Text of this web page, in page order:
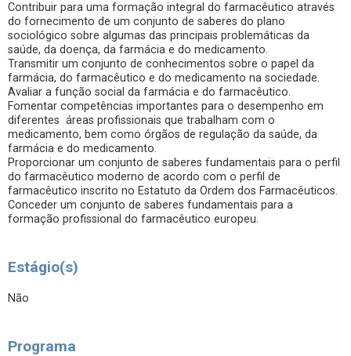
Contribuir para uma formação integral do farmacêutico através
do fornecimento de um conjunto de saberes do plano
sociológico sobre algumas das principais problemáticas da
saúde, da doença, da farmácia e do medicamento.
Transmitir um conjunto de conhecimentos sobre o papel da
farmácia, do farmacêutico e do medicamento na sociedade.
Avaliar a função social da farmácia e do farmacêutico.
Fomentar competências importantes para o desempenho em
diferentes áreas profissionais que trabalham com o
medicamento, bem como órgãos de regulação da saúde, da
farmácia e do medicamento.
Proporcionar um conjunto de saberes fundamentais para o perfil
do farmacêutico moderno de acordo com o perfil de
farmacêutico inscrito no Estatuto da Ordem dos Farmacêuticos.
Conceder um conjunto de saberes fundamentais para a
formação profissional do farmacêutico europeu.
Estágio(s)
Não
Programa